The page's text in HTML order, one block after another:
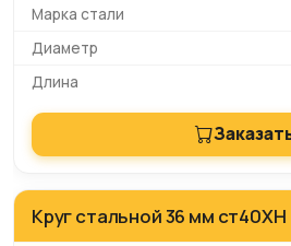
Круг стальной 36 мм ст40ХН